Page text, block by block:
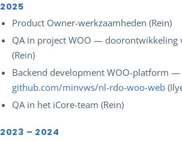
2025
Product Owner-werkzaamheden (Rein)
QA in project WOO — doorontwikkeling
(Rein)
Backend development WOO-platform —
github.com/minvws/nl-rdo-woo-web
QA in het iCore-team (Rein)
2023 – 2024